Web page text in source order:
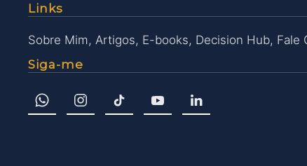
Links
Sobre Mim, Artigos, E-books, Decision Hub, Fale
Siga-me